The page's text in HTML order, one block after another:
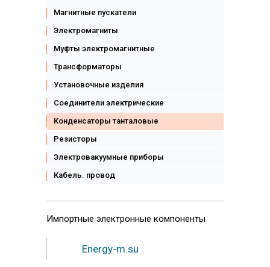
Магнитные пускатели
Электромагниты
Муфты электромагнитные
Трансформаторы
Установочные изделия
Соединители электрические
Конденсаторы танталовые
Резисторы
Электровакуумные приборы
Кабель. провод
Импортные электронные компоненты
Energy-m.su